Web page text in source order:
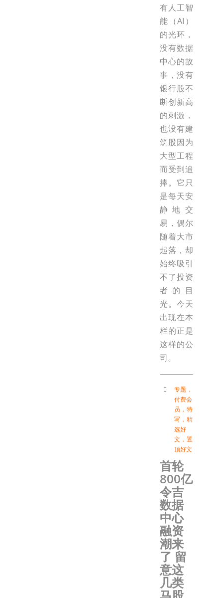
有人工智
能（AI）
的光环，
没有数据
中心的故
事，没有
银行股不
断创新高
的刺激，
也没有建
筑股因为
大型工程
而受到追
捧。它只
是每天安
静地交
易，偶尔
随着大市
起落，却
始终吸引
不了投资
者的目
光。今天
出现在本
栏的正是
这样的公
司。
专题 ，
付费会
员 ， 特
写 ， 精
选好
文 ， 置
顶好文
首轮
800亿
令吉
数据
中心
融资
潮来
了 留
意这
几类